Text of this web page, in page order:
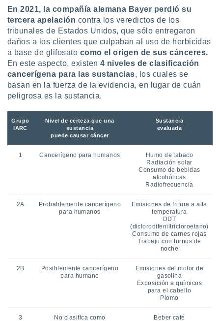
En 2021, la compañía alemana Bayer perdió su
tercera apelación contra los veredictos de los
tribunales de Estados Unidos, que sólo entregaron
daños a los clientes que culpaban al uso de herbicidas
a base de glifosato como el origen de sus cánceres.
En este aspecto, existen 4 niveles de clasificación
cancerígena para las sustancias, los cuales se
basan en la fuerza de la evidencia, en lugar de cuán
peligrosa es la sustancia.
Grupo
IARC
Nivel de certeza que una
sustancia
puede causar cáncer
Sustancia
evaluada
1 Cancerígeno para humanos
Humo de tabaco
Radiación solar
Consumo de bebidas
alcohólicas
Radiofrecuencia
2A
Probablemente cancerígeno
para humanos
Emisiones de fritura a alta
temperatura
DDT
(diclorodifeniltricloroetano)
Consumo de carnes rojas
Trabajo con turnos de
noche
2B
Posiblemente cancerígeno
para humano
Emisiones del motor de
gasolina
Exposición a químicos
para el cabello
Plomo
3
No clasifica como
Beber café